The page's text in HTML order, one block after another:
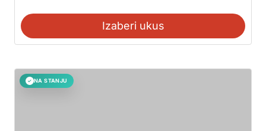
Izaberi ukus
✓ NA STANJU